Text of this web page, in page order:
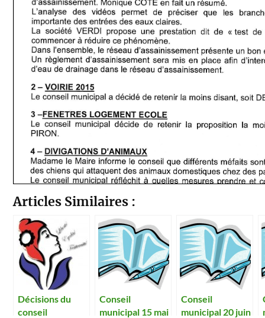
Articles Similaires :
Décisions du
conseil
Conseil
municipal 15 mai
Conseil
municipal 20 juin